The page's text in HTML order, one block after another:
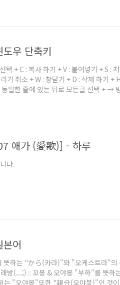
んで 오쿠치니 입빠이 츠메코은데 입
루 타코야키군 뱅글뱅글 뱅글뱅글 구운문
우 단축키
택 + C : 복사 하기 + V : 붙여넣기 + S :
기 취소 + W : 창닫기 + D : 삭제 하기
일한 줄에 있는 뒤로 모든글 선택 + →
D : 모든창 최소화(원상복귀) + M : 모든
애가 (愛歌)] - 하루
다.
어
뜻하는 "から(카라)"와 "오케스트라"
방(...;) :: 꼬봉 & 오야봉 "부하"를 뜻
는 "오야봉"또한 "親分(오야붕)"인 것